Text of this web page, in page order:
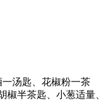
汤匙、花椒粉一茶
椒半茶匙、小葱适量、